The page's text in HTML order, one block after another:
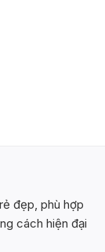
đẹp, phù hợp
cách hiện đại